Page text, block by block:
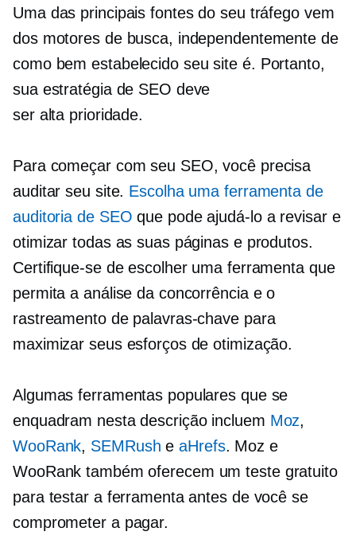
Uma das principais fontes do seu tráfego vem
dos motores de busca, independentemente de
como bem estabelecidoseu site é. Portanto,
sua estratégia de SEO deve
ser alta prioridade.
Para começar com seu SEO, você precisa
auditar seu site. Escolha uma ferramenta de
auditoria de SEO que pode ajudá-lo a revisar e
otimizar todas as suas páginas e produtos.
Certifique-se de escolher uma ferramenta que
permita a análise da concorrência e o
rastreamento de palavras-chave para
maximizar seus esforços de otimização.
Algumas ferramentas populares que se
enquadram nesta descrição incluem Moz,
WooRank, SEMRush eaHrefs. Moz e
WooRank também oferecem um teste gratuito
para testar a ferramenta antes de você se
comprometer a pagar.